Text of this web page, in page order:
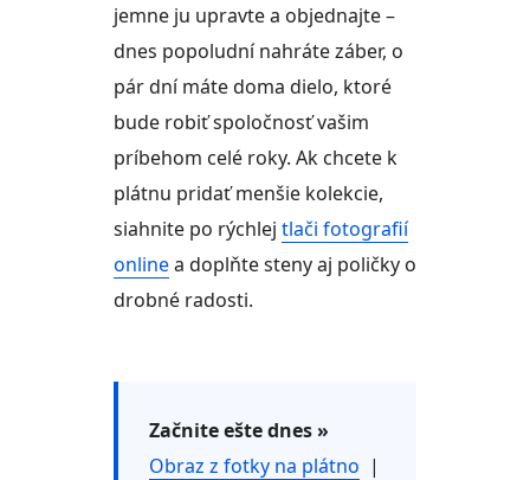
jemne ju upravte a objednajte –
dnes popoludní nahráte záber, o
pár dní máte doma dielo, ktoré
bude robiť spoločnosť vašim
príbehom celé roky. Ak chcete k
plátnu pridať menšie kolekcie,
siahnite po rýchlej tlači fotografií
onlinea doplňte steny aj poličky o
drobné radosti.
Začnite ešte dnes »
Obraz z fotky na plátno |